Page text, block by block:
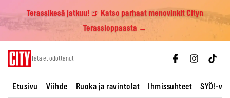
Terassikesä jatkuu! 🍺 Katso parhaat menovinkit Cityn
Terassioppaasta →
Tätä et odottanut
Etusivu Viihde Ruoka ja ravintolat Ihmissuhteet SYÖ!-